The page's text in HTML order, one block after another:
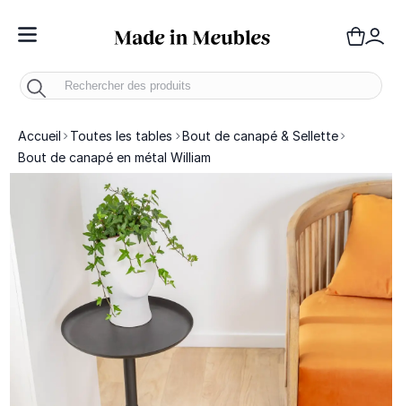
Toggle Nav
Accueil Toutes les tables
Bout de canapé & Sellette
Bout de canapé en métal William